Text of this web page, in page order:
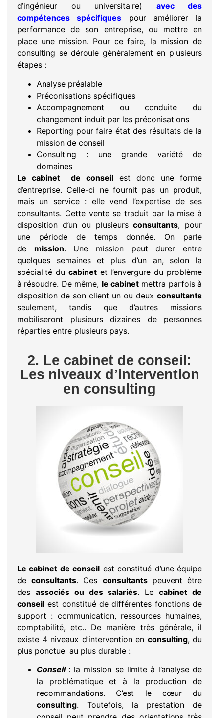
d’ingénieur ou universitaire) avec des
compétences spécifiques pour améliorer la
performance de son entreprise, ou mettre en
place une mission. Pour ce faire, la mission de
consulting se déroule généralement en plusieurs
étapes :
Analyse préalable
Préconisations spécifiques
Accompagnement ou conduite du
changement induit par les préconisations
Reporting pour faire état des résultats de la
mission de conseil
Consulting : une grande variété de
domaines
Le cabinet de conseil est donc une forme
d’entreprise. Celle-ci ne fournit pas un produit,
mais un service : elle vend l’expertise de ses
consultants. Cette vente se traduit par la mise à
disposition d’un ou plusieursconsultants, pour
une période de temps donnée. On parle
de mission. Une mission peut durer entre
quelques semaines et plus d’un an, selon la
spécialité du cabinetet l’envergure du problème
à résoudre. De même, le cabinetmettra parfois à
disposition de son client un ou deux consultants
seulement, tandis que d’autres missions
mobiliseront plusieurs dizaines de personnes
réparties entre plusieurs pays.
2. Le cabinet de conseil:
Les niveaux d’intervention
en consulting
Le cabinet de conseil est constitué d’une équipe
deconsultants. Ces consultantspeuvent être
des associés ou des salariés. Lecabinet de
conseil est constitué de différentes fonctions de
support : communication, ressources humaines,
comptabilité, etc.. De manière très générale, il
existe 4 niveaux d’intervention en consulting, du
plus ponctuel au plus durable :
Conseil : la mission se limite à l’analyse de
la problématique et à la production de
recommandations. C’est le cœur du
consulting. Toutefois, la prestation de